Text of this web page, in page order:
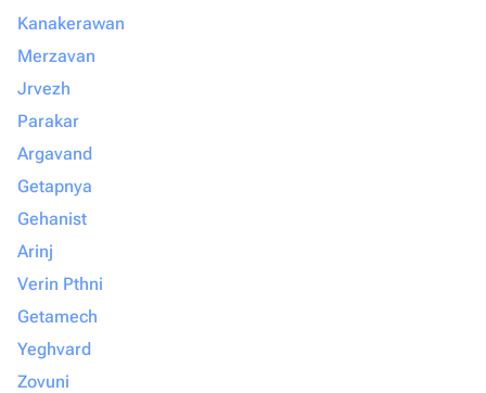
Kanakerawan
Merzavan
Jrvezh
Parakar
Argavand
Getapnya
Gehanist
Arinj
Verin Pthni
Getamech
Yeghvard
Zovuni